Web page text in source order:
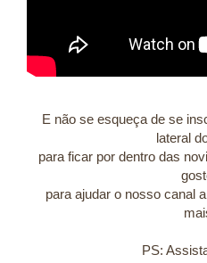
E não se esqueça de se
lateral
para ficar por dentro das
para ajudar o nosso canal
PS: